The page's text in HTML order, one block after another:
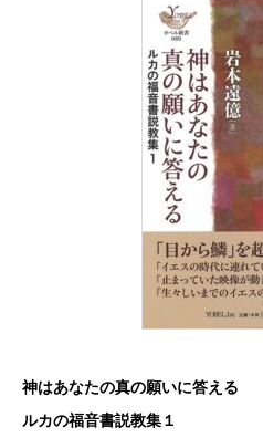
神はあなたの真の願いに答える
ルカの福音書説教集１